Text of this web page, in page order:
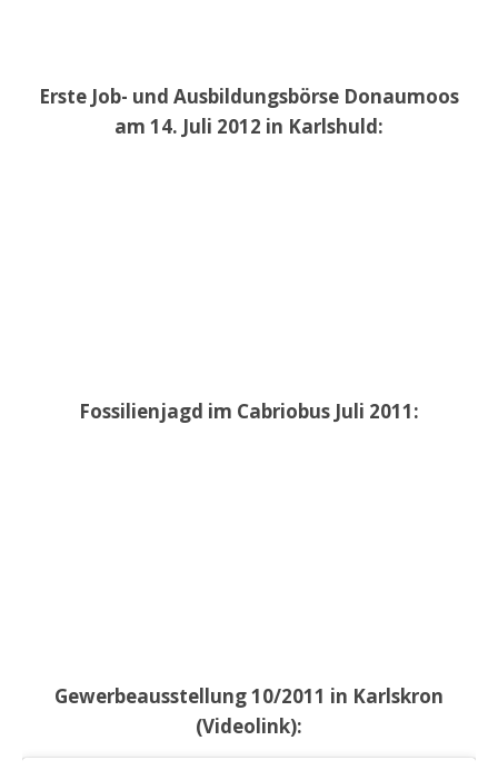
Erste Job- und Ausbildungsbörse Donaumoos
am 14. Juli 2012 in Karlshuld:
Fossilienjagd im Cabriobus Juli 2011:
Gewerbeausstellung 10/2011 in Karlskron
(Videolink):